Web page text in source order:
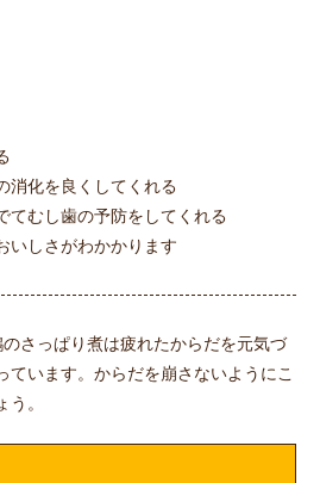
消化を良くしてくれる
てむし歯の予防をしてくれる
いしさがわかかります
さっぱり煮は疲れたからだを元気づ
ています。からだを崩さないようにこ
。